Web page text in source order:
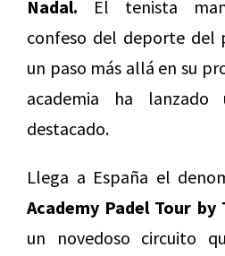
Nadal. El tenista
confeso del deporte del
un paso más allá en su
academia ha
destacado.
Llega a España el
Academy Padel Tour by
un novedoso circuito